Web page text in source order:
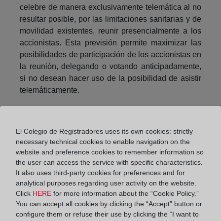
celebre de manera exclusivamente telemática al no
resultar posible, por las limitaciones sanitarias y de
movilidad existentes, reunir presencialmente a los
accionistas. Esta previsión permite maximizar las
posibilidades de participación de los accionistas en
la reunión, delegando o votando anticipadamente,
si no desean hacer uso de la posibilidad de asistir
telemáticamente.
considera que constituye una previsión más
garantista para los accionistas y la propia sociedad.
Y en la tercera enmienda sobre la materia, se prevé
modificar el artículo 521, mediante la adición de un
nuevo apartado 3, referido a la participación a
distancia. Así, se propone que en el caso de que la
junta general de la sociedad cotizada se celebre de
El Colegio de Registradores uses its own cookies: strictly
necessary technical cookies to enable navigation on the
website and preference cookies to remember information so
the user can access the service with specific characteristics.
It also uses third-party cookies for preferences and for
analytical purposes regarding user activity on the website.
Click HERE for more information about the “Cookie Policy.”
You can accept all cookies by clicking the “Accept” button or
configure them or refuse their use by clicking the “I want to